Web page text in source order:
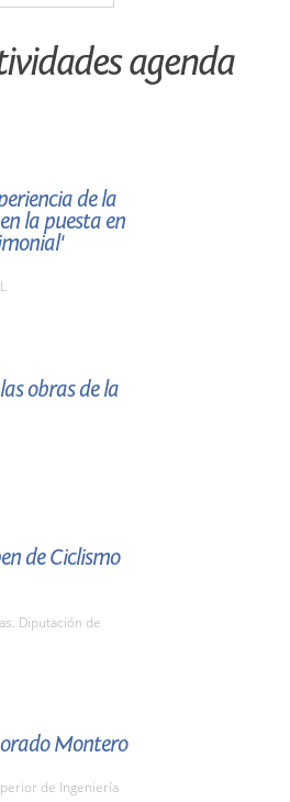
agenda
de la
la puesta en
obras de la
de Ciclismo
Diputación de
Montero
de Ingeniería